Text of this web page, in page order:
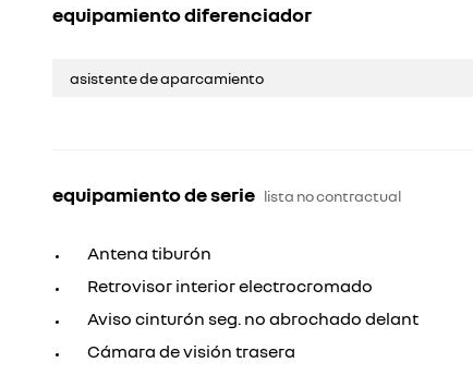
equipamiento diferenciador
asistente de aparcamiento
equipamiento de serie lista no contractual
Antena tiburón
Retrovisor interior electrocromado
Aviso cinturón seg. no abrochado delant
Cámara de visión trasera